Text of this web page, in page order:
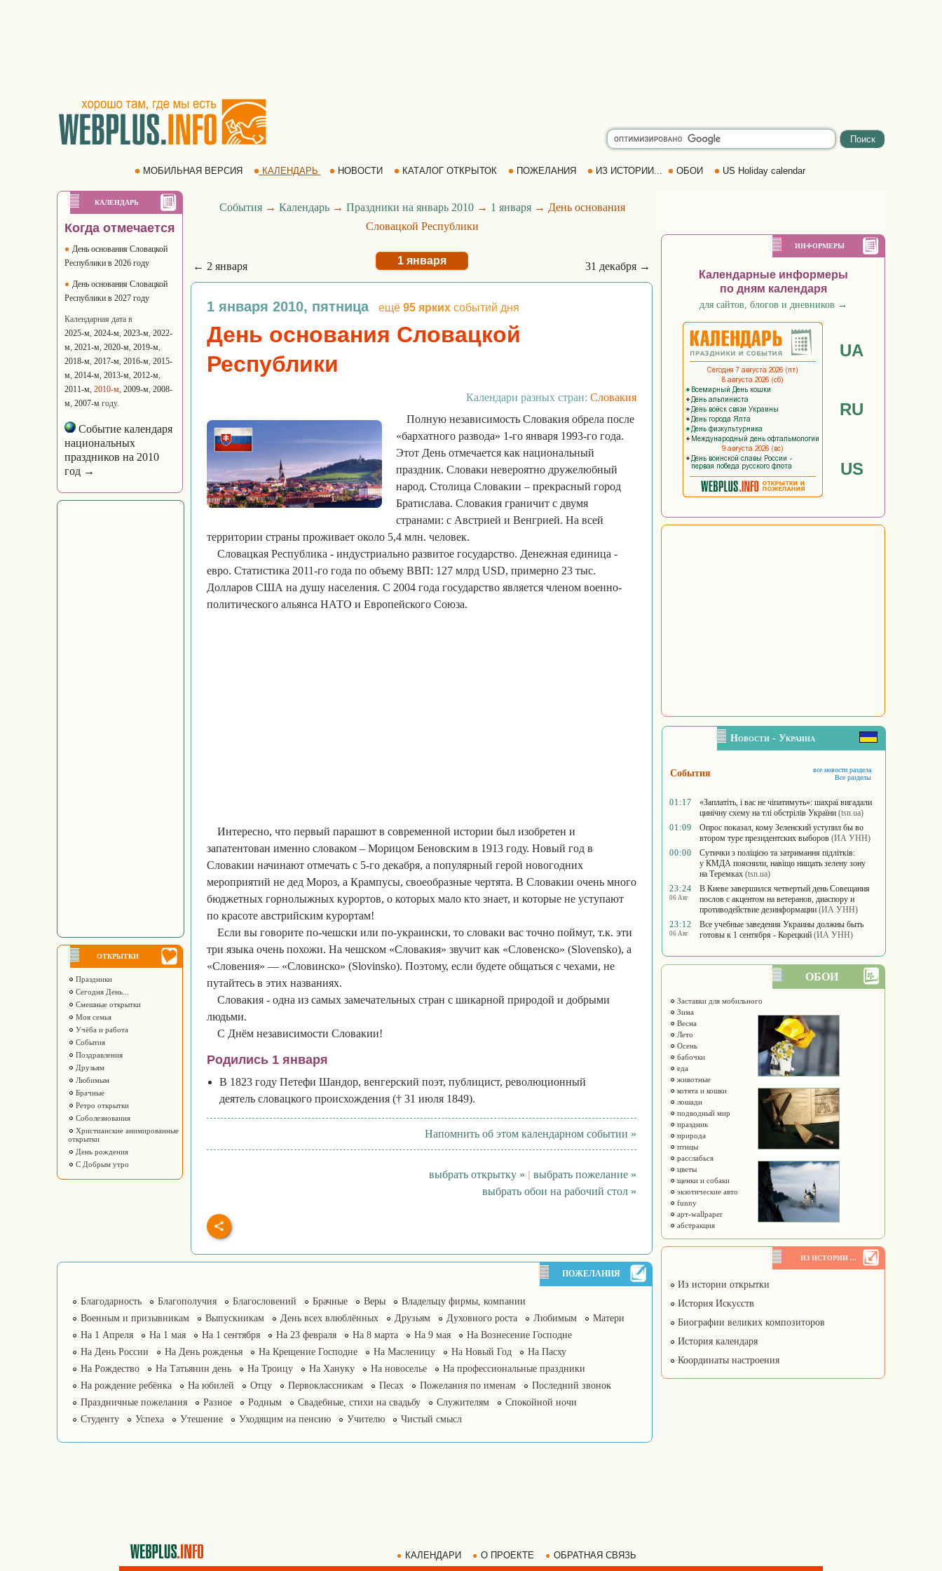
МОБИЛЬНАЯ ВЕРСИЯ КАЛЕНДАРЬ НОВОСТИ КАТАЛОГ ОТКРЫТОК ПОЖЕЛАНИЯ ИЗ ИСТОРИИ... ОБОИ US Holiday calendar
КАЛЕНДАРЬ
Когда отмечается
День основания Словацкой
Республики в 2026 году
День основания Словацкой
Республики в 2027 году
Календарная дата в
2025-м, 2024-м, 2023-м, 2022-
м, 2021-м, 2020-м, 2019-м,
2018-м, 2017-м, 2016-м, 2015-
м, 2014-м, 2013-м, 2012-м,
2011-м, 2010-м, 2009-м, 2008-
м, 2007-м году.
Событие календаря
национальных
праздников на 2010
год →
ОТКРЫТКИ
Праздники
Сегодня День...
Смешные открытки
Моя семья
Учёба и работа
События
Поздравления
Друзьям
Любимым
Брачные
Ретро открытки
Соболезнования
Христианские анимированные
открытки
День рождения
С Добрым утро
События→ Календарь→ Праздники на январь 2010→ 1 января→ День основания
Словацкой Республики
← 2 января 1 января 31 декабря →
1 января 2010, пятница ещё 95 ярких событий дня
День основания Словацкой
Республики
Календари разных стран: Словакия
Полную независимость Словакия обрела после
«бархатного развода» 1-го января 1993-го года.
Этот День отмечается как национальный
праздник. Словаки невероятно дружелюбный
народ. Столица Словакии – прекрасный город
Братислава. Словакия граничит с двумя
странами: с Австрией и Венгрией. На всей
территории страны проживает около 5,4 млн. человек.
Словацкая Республика - индустриально развитое государство. Денежная единица -
евро. Статистика 2011-го года по объему ВВП: 127 млрд USD, примерно 23 тыс.
Долларов США на душу населения. С 2004 года государство является членом военно-
политического альянса НАТО и Европейского Союза.
Интересно, что первый парашют в современной истории был изобретен и
запатентован именно словаком – Морицом Беновским в 1913 году. Новый год в
Словакии начинают отмечать с 5-го декабря, а популярный герой новогодних
мероприятий не дед Мороз, а Крампусы, своеобразные чертята. В Словакии очень много
бюджетных горнолыжных курортов, о которых мало кто знает, и которые не уступают
по красоте австрийским курортам!
Если вы говорите по-чешски или по-украински, то словаки вас точно поймут, т.к. эти
три языка очень похожи. На чешском «Словакия» звучит как «Словенско» (Slovensko), а
«Словения» — «Словинско» (Slovinsko). Поэтому, если будете общаться с чехами, не
путайтесь в этих названиях.
Словакия - одна из самых замечательных стран с шикарной природой и добрыми
людьми.
С Днём независимости Словакии!
Родились 1 января
В 1823 году Петефи Шандор, венгерский поэт, публицист, революционный
деятель словацкого происхождения († 31 июля 1849).
Напомнить об этом календарном событии »
выбрать открытку » | выбрать пожелание »
выбрать обои на рабочий стол »
ПОЖЕЛАНИЯ
Благодарность Благополучия Благословений Брачные Веры
Владельцу фирмы, компании
Военным и призывникам
Выпускникам День всех влюблённых Друзьям Духовного роста Любимым
Матери
На 1 Апреля
На 1 мая На 1 сентября На 23 февраля На 8 марта На 9 мая
На Вознесение Господне
На День России
На День рожденья На Крещение Господне На Масленицу На Новый Год
На Пасху
На Рождество
На Татьянин день На Троицу На Хануку На новоселье
На профессиональные праздники
На рождение ребёнка
На юбилей Отцу Первоклассникам Песах Пожелания по именам
Последний звонок
Праздничные пожелания
Разное Родным Свадебные, стихи на свадьбу Служителям
Спокойной ночи
Студенту
Успеха Утешение Уходящим на пенсию Учителю Чистый смысл
ИНФОРМЕРЫ
Календарные информеры
по дням календаря
для сайтов, блогов и дневников →
UA
RU
US
Новости - Украина
События
все новости раздела
Все разделы
01:17
«Заплатіть, і вас не чіпатимуть»: шахраї вигадали
цинічну схему на тлі обстрілів України (tsn.ua)
01:09
Опрос показал, кому Зеленский уступил бы во
втором туре президентских выборов (ИА УНН)
00:00
Сутички з поліцією та затримання підлітків:
у КМДА пояснили, навіщо нищать зелену зону
на Теремках (tsn.ua)
23:24
06 Авг
В Киеве завершился четвертый день Совещания
послов с акцентом на ветеранов, диаспору и
противодействие дезинформации (ИА УНН)
23:12
06 Авг
Все учебные заведения Украины должны быть
готовы к 1 сентября - Корецкий (ИА УНН)
ОБОИ
Заставки для мобильного
Зима
Весна
Лето
Осень
бабочки
еда
животные
котята и кошки
лошади
подводный мир
праздник
природа
птицы
расслабься
цветы
щенки и собаки
экзотические авто
funny
арт-wallpaper
абстракция
ИЗ ИСТОРИИ ...
Из истории открытки
История Искусств
Биографии великих композиторов
История календаря
Координаты настроения
КАЛЕНДАРИ О ПРОЕКТЕ ОБРАТНАЯ СВЯЗЬ